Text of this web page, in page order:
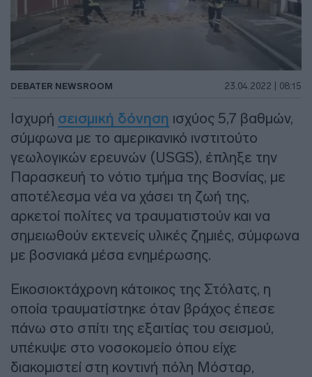
DEBATER NEWSROOM 23.04.2022 | 08:15
Ισχυρή σεισμική δόνηση ισχύος 5,7 βαθμών,
σύμφωνα με το αμερικανικό ινστιτούτο
γεωλογικών ερευνών (USGS), έπληξε την
Παρασκευή το νότιο τμήμα της Βοσνίας, με
αποτέλεσμα νέα να χάσει τη ζωή της,
αρκετοί πολίτες να τραυματιστούν και να
σημειωθούν εκτενείς υλικές ζημιές, σύμφωνα
με βοσνιακά μέσα ενημέρωσης.
Εικοσιοκτάχρονη κάτοικος της Στόλατς, η
οποία τραυματίστηκε όταν βράχος έπεσε
πάνω στο σπίτι της εξαιτίας του σεισμού,
υπέκυψε στο νοσοκομείο όπου είχε
διακομιστεί στη κοντινή πόλη Μόσταρ,